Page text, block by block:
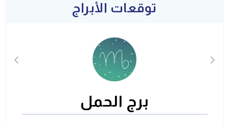
توقعات الأبراج
برج الحمل